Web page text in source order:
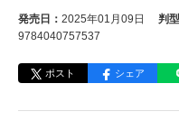
発売日： 2025年01月09日 判
9784040757537
ポスト シェア